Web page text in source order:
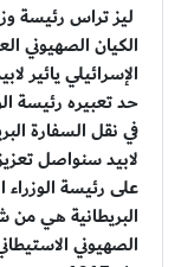
ليز تراس رئيسة
الكيان الصهيوني
الإسرائيلي يائير
حد تعبيره رئيسة
في نقل السفارة
لابيد سنواصل
على رئيسة
البريطانية هي
الصهيوني